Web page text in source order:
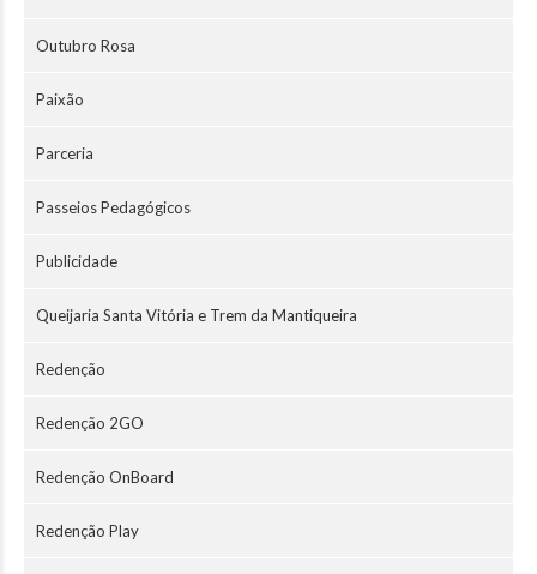
Outubro Rosa
Paixão
Parceria
Passeios Pedagógicos
Publicidade
Queijaria Santa Vitória e Trem da Mantiqueira
Redenção
Redenção 2GO
Redenção OnBoard
Redenção Play